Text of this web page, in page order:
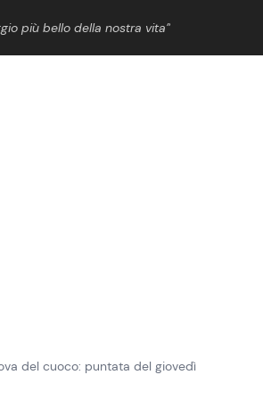
più bello della nostra vita”
del cuoco: puntata del giovedì